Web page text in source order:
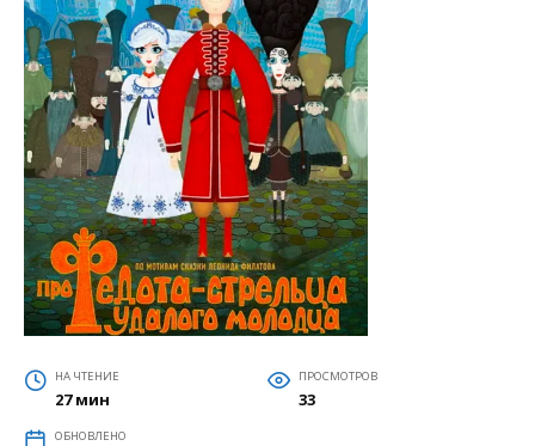
НА ЧТЕНИЕ
27 мин
ПРОСМОТРОВ
33
ОБНОВЛЕНО